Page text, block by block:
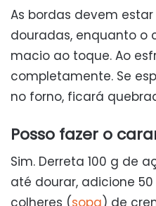
As bordas devem
douradas, enquanto o
macio ao toque. Ao
completamente. Se
no forno, ficará
Posso fazer o
Sim. Derreta 100 g de
até dourar, adicione